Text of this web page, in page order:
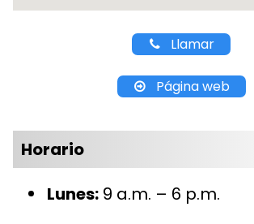
Llamar
Página web
Horario
Lunes: 9 a.m. – 6 p.m.